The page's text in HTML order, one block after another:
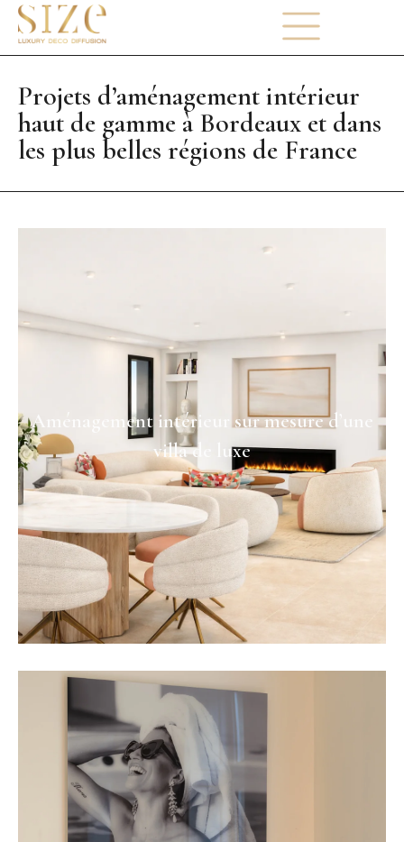
Projets d’aménagement intérieur
haut de gamme à Bordeaux et dans
les plus belles régions de France
Aménagement intérieur sur mesure d’une
villa de luxe